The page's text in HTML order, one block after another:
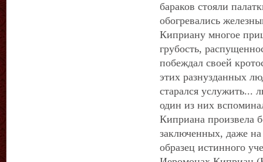
бараков стояли
обогревались
Киприану многое
грубость,
побеждал своей
этих разнузданных
старался услужить...
один из них
Киприана произвела
заключенных, даже
образец истинного